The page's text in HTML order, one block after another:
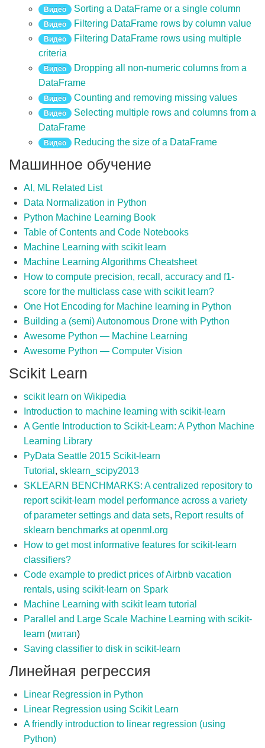
Видео Sorting a DataFrame or a single column
Видео Filtering DataFrame rows by column value
Видео
Filtering DataFrame rows using multiple
criteria
Видео
Dropping all non-numeric columns from a
DataFrame
Видео Counting and removing missing values
Видео
Selecting multiple rows and columns from a
DataFrame
Видео Reducing the size of a DataFrame
Машинное обучение
AI, ML Related List
Data Normalization in Python
Python Machine Learning Book
Table of Contents and Code Notebooks
Machine Learning with scikit learn
Machine Learning Algorithms Cheatsheet
How to compute precision, recall, accuracy and f1-
score for the multiclass case with scikit learn?
One Hot Encoding for Machine learning in Python
Building a (semi) Autonomous Drone with Python
Awesome Python — Machine Learning
Awesome Python — Computer Vision
Scikit Learn
scikit learn on Wikipedia
Introduction to machine learning with scikit-learn
A Gentle Introduction to Scikit-Learn: A Python Machine
Learning Library
PyData Seattle 2015 Scikit-learn
Tutorial , sklearn_scipy2013
SKLEARN BENCHMARKS: A centralized repository to
report scikit-learn model performance across a variety
of parameter settings and data sets, Report results of
sklearn benchmarks at openml.org
How to get most informative features for scikit-learn
classifiers?
Code example to predict prices of Airbnb vacation
rentals, using scikit-learn on Spark
Machine Learning with scikit learn tutorial
Parallel and Large Scale Machine Learning with scikit-
learn (митап)
Saving classifier to disk in scikit-learn
Линейная регрессия
Linear Regression in Python
Linear Regression using Scikit Learn
A friendly introduction to linear regression (using
Python)